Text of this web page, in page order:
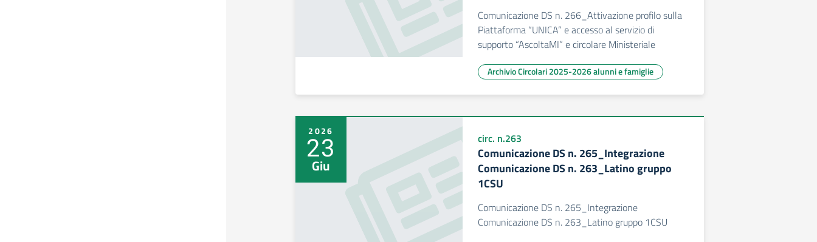
Comunicazione DS n. 266_Attivazione profilo sulla
Piattaforma “UNICA” e accesso al servizio di
supporto “AscoltaMI” e circolare Ministeriale
Archivio Circolari 2025-2026 alunni e famiglie
2026
23
Giu
circ. n.263
Comunicazione DS n. 265_Integrazione
Comunicazione DS n. 263_Latino gruppo
1CSU
Comunicazione DS n. 265_Integrazione
Comunicazione DS n. 263_Latino gruppo 1CSU